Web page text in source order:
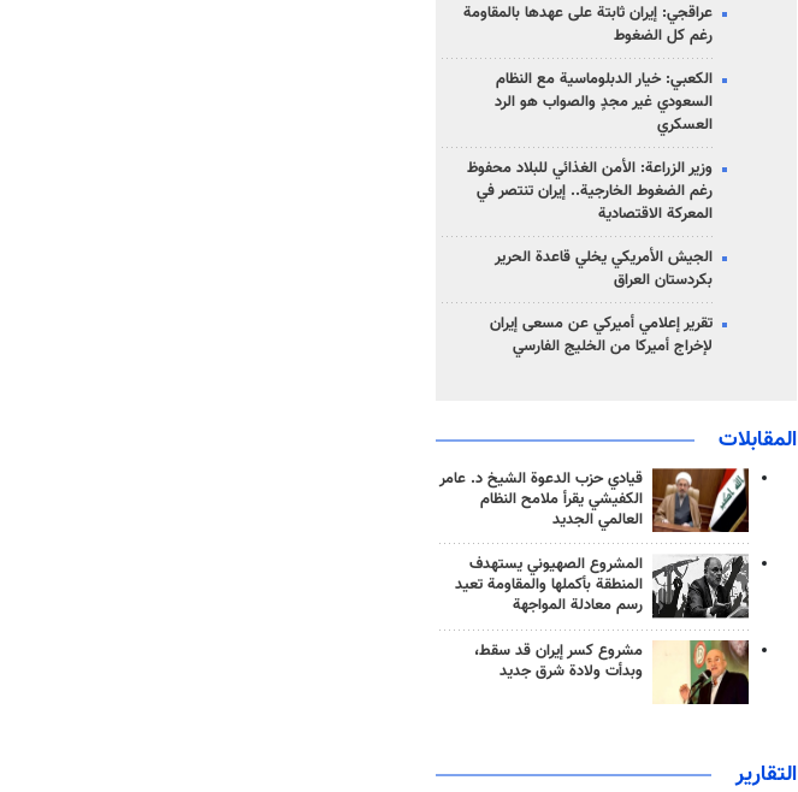
عراقجي: إيران ثابتة على عهدها بالمقاومة
رغم كل الضغوط
الكعبي: خيار الدبلوماسية مع النظام
السعودي غير مجدٍ والصواب هو الرد
العسكري
وزير الزراعة: الأمن الغذائي للبلاد محفوظ
رغم الضغوط الخارجية.. إيران تنتصر في
المعركة الاقتصادية
الجيش الأمريكي يخلي قاعدة الحرير
بكردستان العراق
تقرير إعلامي أميركي عن مسعى إيران
لإخراج أميركا من الخليج الفارسي
المقابلات
قيادي حزب الدعوة الشيخ د. عامر
الكفيشي يقرأ ملامح النظام
العالمي الجديد
المشروع الصهيوني يستهدف
المنطقة بأكملها والمقاومة تعيد
رسم معادلة المواجهة
مشروع كسر إيران قد سقط،
وبدأت ولادة شرق جديد
التقارير